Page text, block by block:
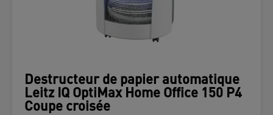
Destructeur de papier automatique
Leitz IQ OptiMax Home Office 150 P4
Coupe croisée